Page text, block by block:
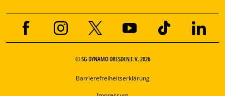
© SG DYNAMO DRESDEN E.V. 2026
Barrierefreiheitserklärung